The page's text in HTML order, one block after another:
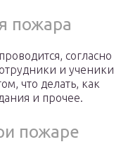
пожара
согласно
и ученики
что делать, как
и прочее.
пожаре